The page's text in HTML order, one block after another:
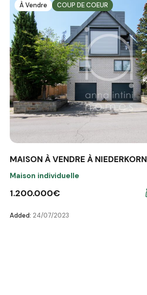
À Vendre COUP DE COEUR
MAISON À VENDRE À NIEDERKORN
Maison individuelle
1.200.000€
Added: 24/07/2023